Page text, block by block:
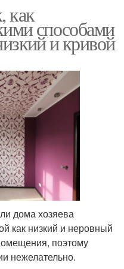
как
способами
и кривой
дома хозяева
как низкий и неровный
поэтому
нежелательно.